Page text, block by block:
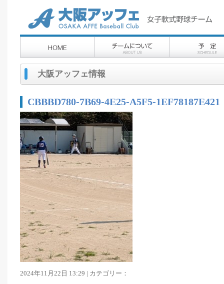
大阪アッフェ情報
CBBBD780-7B69-4E25-A5F5-1EF78187E421
2024年11月22日 13:29 | カテゴリー：